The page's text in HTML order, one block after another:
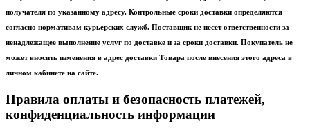
получателя по указанному адресу. Контрольные сроки доставки определяются
согласно нормативам курьерских служб. Поставщик не несет ответственности за
ненадлежащее выполнение услуг по доставке и за сроки доставки. Покупатель не
может вносить изменения в адрес доставки Товара после внесения этого адреса в
личном кабинете на сайте.
Правила оплаты и безопасность платежей,
конфиденциальность информации